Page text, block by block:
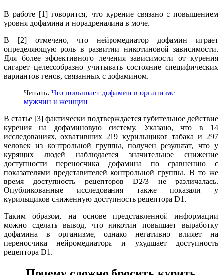
В работе [1] говорится, что курение связано с повышением
уровня дофамина и норадреналина в моче.
В [2] отмечено, что нейромедиатор дофамин играет
определяющую роль в развитии никотиновой зависимости.
Для более эффективного лечения зависимости от курения
сигарет целесообразно учитывать состояние специфических
вариантов генов, связанных с дофамином.
Читать: Что повышает дофамин в организме
мужчин и женщин
В статье [3] фактически подтверждается губительное действие
курения на дофаминовую систему. Указано, что в 14
исследованиях, охвативших 219 курильщиков табака и 297
человек из контрольной группы, получен результат, что у
курящих людей наблюдается значительное снижение
доступности переносчика дофамина по сравнению с
показателями представителей контрольной группы. В то же
время доступность рецепторов D2/3 не различалась.
Опубликованные исследования также показали у
курильщиков сниженную доступность рецептора D1.
Таким образом, на основе представленной информации
можно сделать вывод, что никотин повышает выработку
дофамина в организме, однако негативно влияет на
переносчика нейромедиатора и ухудшает доступность
рецептора D1.